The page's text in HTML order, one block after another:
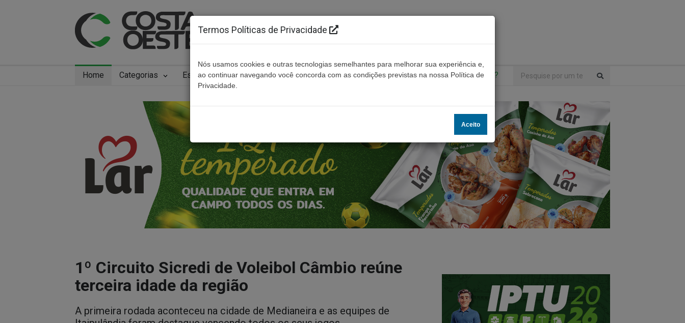
Home Categorias Especiais Cidades Ouça ao vivo Contato Não encontrou algo?
1º Circuito Sicredi de Voleibol Câmbio reúne
terceira idade da região
A primeira rodada aconteceu na cidade de Medianeira e as equipes de
Termos Políticas de Privacidade
Nós usamos cookies e outras tecnologias semelhantes para melhorar sua experiência e,
ao continuar navegando você concorda com as condições previstas na nossa Política de
Privacidade.
Aceito